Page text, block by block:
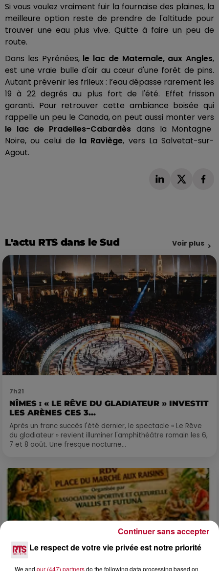
Si vous voulez vraiment fuir la fournaise des plaines, la
meilleure option reste de prendre de l'altitude pour
trouver une eau plus vive. Quitte à faire un peu de
route.
Dans les Pyrénées, le lac de Matemale, aux Angles,
est une vraie bulle d'air au cœur d'une forêt de pins.
Autant prévenir les frileux : l’eau dépasse rarement les
19 à 22 degrés au plus fort de l'été. Effet frisson
garanti. Pour retrouver cette ambiance boisée qui
rappelle un peu le Canada, on peut aussi monter vers
le lac de Pradelles-Cabardès dans la Montagne
Noire, ou celui de la Raviège, vers La Salvetat-sur-
Agout.
L'actu RTS dans le Sud Voir plus
7h21
NÎMES : « LE RÊVE DU GLADIATEUR » INVESTIT
LES ARÈNES CES 3...
Après un franc succès l'été dernier, le spectacle « Le Rêve
du gladiateur » revient illuminer l'amphithéâtre romain les 6,
7 et 8 août. Une fresque nocturne...
Le respect de votre vie privée est notre priorité
We and our (447) partnersdo the following data processing based on
Continuer sans accepter